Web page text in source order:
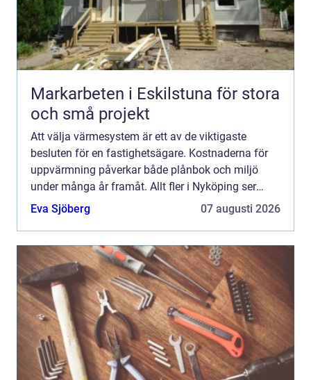
Markarbeten i Eskilstuna för stora
och små projekt
Att välja värmesystem är ett av de viktigaste
besluten för en fastighetsägare. Kostnaderna för
uppvärmning påverkar både plånbok och miljö
under många år framåt. Allt fler i Nyköping ser
därför över sina gamla pannor, direktel eller slitna
Eva Sjöberg 07 augusti 2026